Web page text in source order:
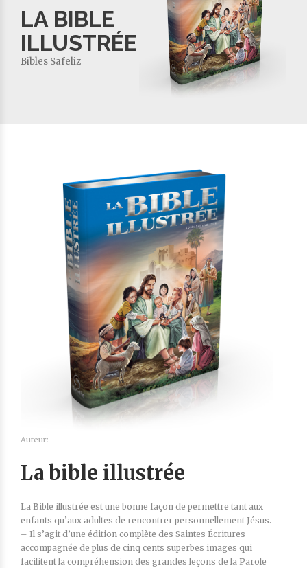
LA BIBLE
ILLUSTRÉE
Bibles Safeliz
Auteur:
La bible illustrée
La Bible illustrée est une bonne façon de permettre tant aux
enfants qu’aux adultes de rencontrer personnellement Jésus.
– Il s’agit d’une édition complète des Saintes Écritures
accompagnée de plus de cinq cents superbes images qui
facilitent la compréhension des grandes leçons de la Parole